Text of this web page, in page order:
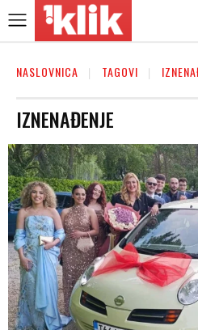
NASLOVNICA TAGOVI
IZNENAĐENJE